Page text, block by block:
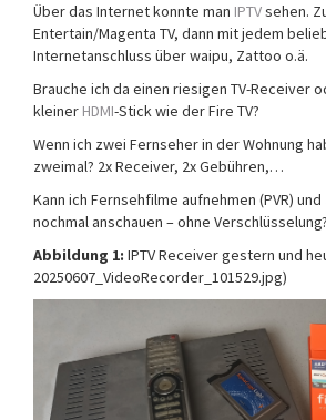
Über das Internet konnte man IPTVsehen.
Entertain/Magenta TV, dann mit jedem
Internetanschluss über waipu, Zattoo o.ä.
Brauche ich da einen riesigen TV-Receiver
kleiner HDMI-Stick wie der Fire TV?
Wenn ich zwei Fernseher in der Wohnung
zweimal? 2x Receiver, 2x Gebühren,…
Kann ich Fernsehfilme aufnehmen (PVR)
nochmal anschauen – ohne Verschlüsselung?
Abbildung 1: IPTV Receiver gestern und
20250607_VideoRecorder_101529.jpg)